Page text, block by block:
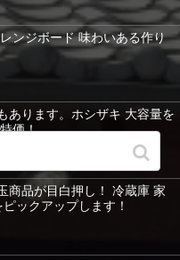
ンジボード 味わいある作り
あります。ホシザキ 大容量を
価！
商品が目白押し！ 冷蔵庫 家
ックアップします！